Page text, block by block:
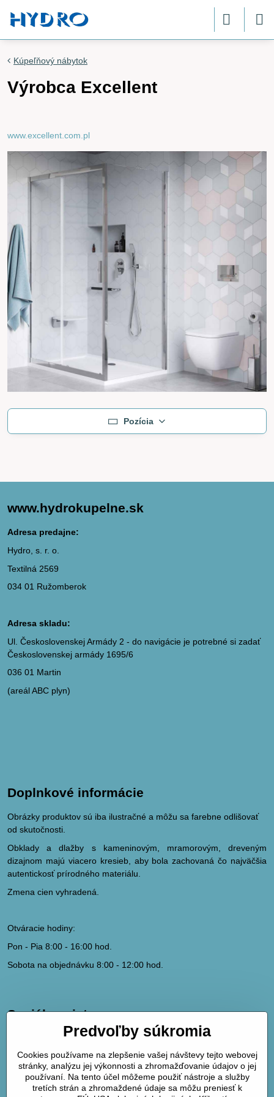
Kúpeľňový nábytok
Výrobca Excellent
www.excellent.com.pl
Pozícia
www.hydrokupelne.sk
Adresa predajne:
Hydro, s. r. o.
Textilná 2569
034 01 Ružomberok
Adresa skladu:
Ul. Československej Armády 2 - do navigácie je potrebné si zadať
Československej armády 1695/6
036 01 Martin
(areál ABC plyn)
Doplnkové informácie
Obrázky produktov sú iba ilustračné a môžu sa farebne odlišovať
od skutočnosti.
Obklady a dlažby s kameninovým, mramorovým, dreveným
dizajnom majú viacero kresieb, aby bola zachovaná čo najväčšia
autentickosť prírodného materiálu.
Zmena cien vyhradená.
Otváracie hodiny:
Pon - Pia 8:00 - 16:00 hod.
Sobota na objednávku 8:00 - 12:00 hod.
Sociálne siete
hydrodk@hydrodk.sk
Facebook
Instagram
Pinterest
Predvoľby súkromia
Cookies používame na zlepšenie vašej návštevy tejto webovej
stránky, analýzu jej výkonnosti a zhromažďovanie údajov o jej
používaní. Na tento účel môžeme použiť nástroje a služby
tretích strán a zhromaždené údaje sa môžu preniesť k